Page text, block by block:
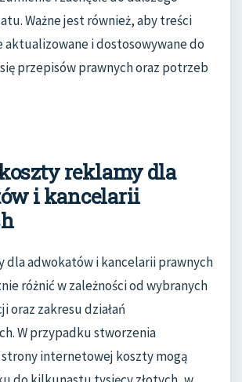
Ważne jest również, aby treści
aktualizowane i dostosowywane do
przepisów prawnych oraz potrzeb
reklamy dla
i kancelarii
dla adwokatów i kancelarii prawnych
różnić w zależności od wybranych
oraz zakresu działań
W przypadku stworzenia
internetowej koszty mogą